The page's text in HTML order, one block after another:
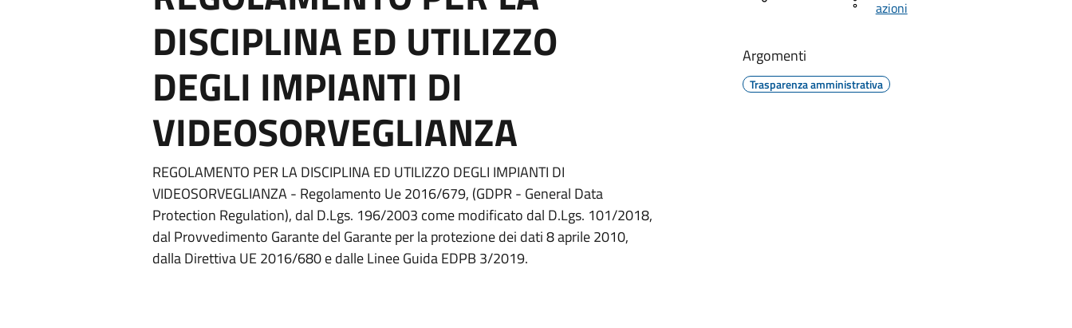
DISCIPLINA ED UTILIZZO
DEGLI IMPIANTI DI
VIDEOSORVEGLIANZA
REGOLAMENTO PER LA DISCIPLINA ED UTILIZZO DEGLI IMPIANTI DI
VIDEOSORVEGLIANZA - Regolamento Ue 2016/679, (GDPR - General Data
Protection Regulation), dal D.Lgs. 196/2003 come modificato dal D.Lgs. 101/2018,
dal Provvedimento Garante del Garante per la protezione dei dati 8 aprile 2010,
dalla Direttiva UE 2016/680 e dalle Linee Guida EDPB 3/2019.
azioni
Argomenti
Trasparenza amministrativa